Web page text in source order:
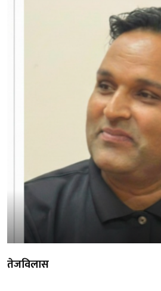
तेजविलास